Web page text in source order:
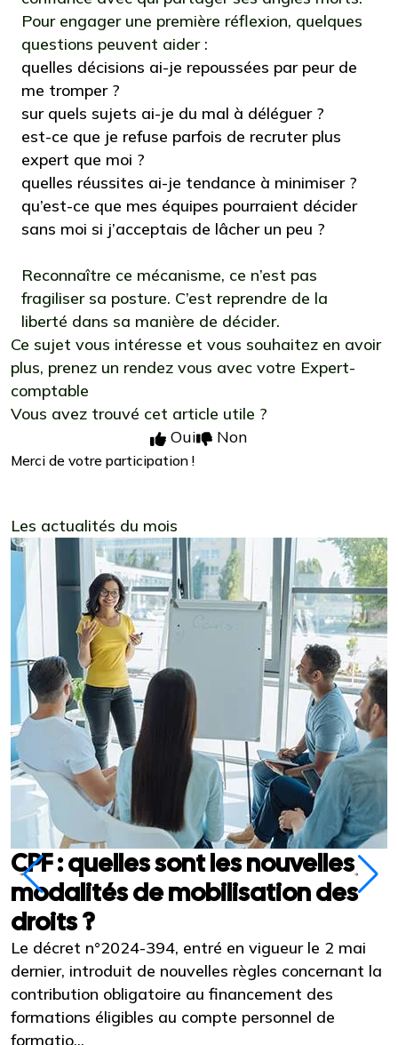
Pour engager une première réflexion, quelques
questions peuvent aider :
quelles décisions ai-je repoussées par peur de
me tromper ?
sur quels sujets ai-je du mal à déléguer ?
est-ce que je refuse parfois de recruter plus
expert que moi ?
quelles réussites ai-je tendance à minimiser ?
qu’est-ce que mes équipes pourraient décider
sans moi si j’acceptais de lâcher un peu ?
Reconnaître ce mécanisme, ce n’est pas
fragiliser sa posture. C’est reprendre de la
liberté dans sa manière de décider.
Ce sujet vous intéresse et vous souhaitez en avoir
plus, prenez un rendez vous avec votre Expert-
comptable
Vous avez trouvé cet article utile ?
Oui
Non
Merci de votre participation !
Les actualités du mois
CPF : quelles sont les nouvelles
modalités de mobilisation des
droits ?
Le décret n°2024-394, entré en vigueur le 2 mai
dernier, introduit de nouvelles règles concernant la
contribution obligatoire au financement des
formations éligibles au compte personnel de
formatio...